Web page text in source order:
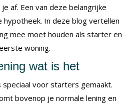
af. Een van deze belangrijke
hypotheek. In deze blog vertellen
mee moet houden als starter en
woning.
wat is het
speciaal voor starters gemaakt.
bovenop je normale lening en